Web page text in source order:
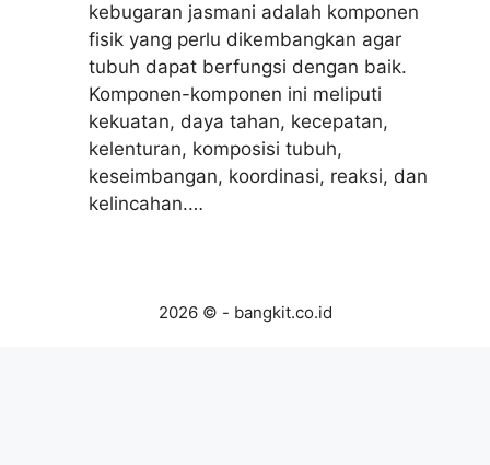
kebugaran jasmani adalah komponen
fisik yang perlu dikembangkan agar
tubuh dapat berfungsi dengan baik.
Komponen-komponen ini meliputi
kekuatan, daya tahan, kecepatan,
kelenturan, komposisi tubuh,
keseimbangan, koordinasi, reaksi, dan
kelincahan.…
2026 © - bangkit.co.id